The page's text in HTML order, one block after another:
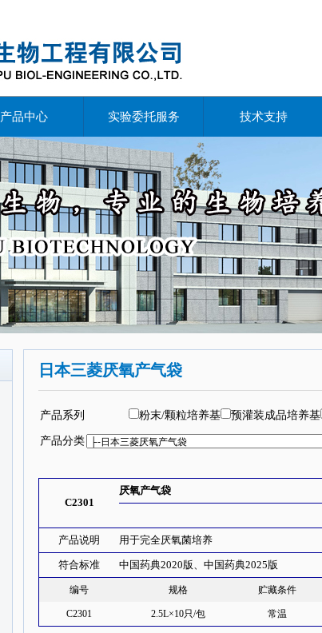
产品中心 实验委托服务 技术支持
日本三菱厌氧产气袋
产品系列 粉末/颗粒培养基 预灌装成品培养基
产品分类
C2301
厌氧产气袋
产品说明 用于完全厌氧菌培养
符合标准 中国药典2020版、中国药典2025版
编号 规格 贮藏条件
C2301 2.5L×10只/包 常温